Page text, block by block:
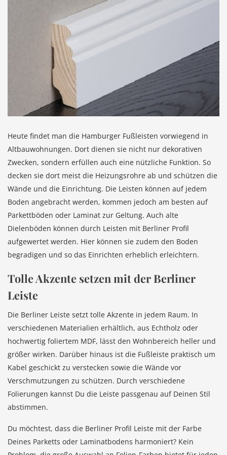
Heute findet man die Hamburger Fußleisten vorwiegend in
Altbauwohnungen. Dort dienen sie nicht nur dekorativen
Zwecken, sondern erfüllen auch eine nützliche Funktion. So
decken sie dort meist die Heizungsrohre ab und schützen die
Wände und die Einrichtung. Die Leisten können auf jedem
Boden angebracht werden, kommen jedoch am besten auf
Parkettböden oder Laminat zur Geltung. Auch alte
Dielenböden können durch Leisten mit Berliner Profil
aufgewertet werden. Hier können sie zudem den Boden
begradigen und so das Einrichten erheblich erleichtern.
Tolle Akzente setzen mit der Berliner
Leiste
Die Berliner Leiste setzt tolle Akzente in jedem Raum. In
verschiedenen Materialien erhältlich, aus Echtholz oder
hochwertig foliertem MDF, lässt den Wohnbereich heller und
größer wirken. Darüber hinaus ist die Fußleiste praktisch um
Kabel geschickt zu verstecken sowie die Wände vor
Verschmutzungen zu schützen. Durch verschiedene
Folierungen kannst Du die Leiste passgenau auf Deinen Stil
abstimmen.
Du möchtest, dass die Berliner Profil Leiste mit der Farbe
Deines Parketts oder Laminatbodens harmoniert? Kein